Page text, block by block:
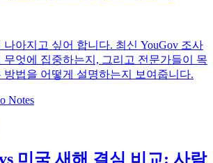
아지고 싶어 합니다. 최신 YouGov 조사
무엇에 집중하는지, 그리고 전문가들이 목
방법을 어떻게 설명하는지 보여줍니다.
Notes
미국 새해 결심 비교: 사람